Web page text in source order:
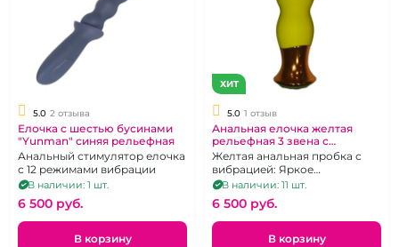
5.0 2 отзыва
Елочка с шестью бусинами
"Yunman" синяя рельефная
Анальный стимулятор елочка
с 12 режимами вибрации
В наличии: 1 шт.
6 500 pуб.
В корзину
ХИТ
5.0 1 отзыв
Анальная елочка желтая
рельефная 3 звена с
кристаллом
Желтая анальная пробка с
вибрацией: Яркое
удовольствие и новые
В наличии: 11 шт.
6 500 pуб.
В корзину